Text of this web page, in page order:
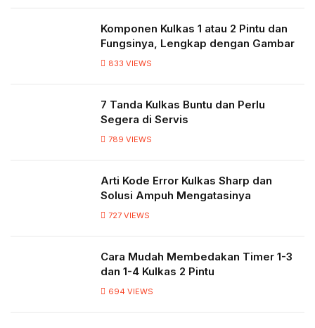
Komponen Kulkas 1 atau 2 Pintu dan
Fungsinya, Lengkap dengan Gambar
833 VIEWS
7 Tanda Kulkas Buntu dan Perlu
Segera di Servis
789 VIEWS
Arti Kode Error Kulkas Sharp dan
Solusi Ampuh Mengatasinya
727 VIEWS
Cara Mudah Membedakan Timer 1-3
dan 1-4 Kulkas 2 Pintu
694 VIEWS